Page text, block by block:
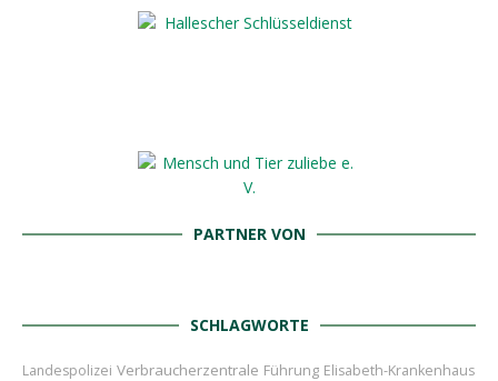
PARTNER VON
SCHLAGWORTE
Landespolizei Verbraucherzentrale Führung Elisabeth-Krankenhaus